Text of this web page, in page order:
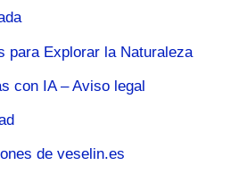
para Explorar la Naturaleza
con IA – Aviso legal
de veselin.es